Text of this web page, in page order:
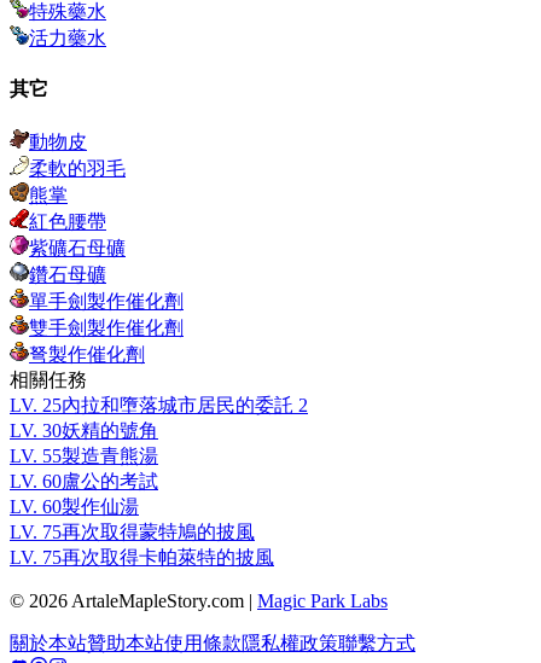
特殊藥水
活力藥水
其它
動物皮
柔軟的羽毛
熊掌
紅色腰帶
紫礦石母礦
鑽石母礦
單手劍製作催化劑
雙手劍製作催化劑
弩製作催化劑
相關任務
LV. 25內拉和墮落城市居民的委託 2
LV. 30妖精的號角
LV. 55製造青熊湯
LV. 60盧公的考試
LV. 60製作仙湯
LV. 75再次取得蒙特鳩的披風
LV. 75再次取得卡帕萊特的披風
© 2026 ArtaleMapleStory.com | Magic Park Labs
關於本站贊助本站使用條款隱私權政策聯繫方式